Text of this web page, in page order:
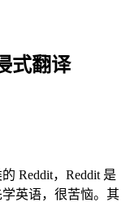
式翻译
Reddit，Reddit 是
英语，很苦恼。其